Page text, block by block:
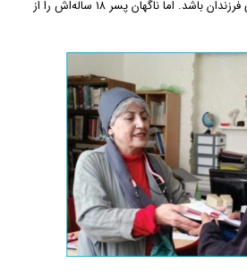
سنگین زندگی و تعداد بالای فرزندان باشد. اما ناگهان پسر ۱۸ ساله‌اش را از